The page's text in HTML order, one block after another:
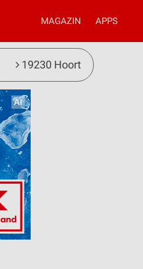
MAGAZIN APPS
19230 Hoort